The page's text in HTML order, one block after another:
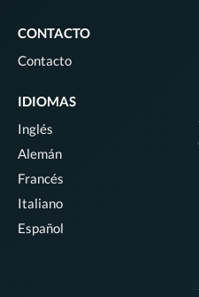
CONTACTO
Contacto
IDIOMAS
Inglés
Alemán
Francés
Italiano
Español